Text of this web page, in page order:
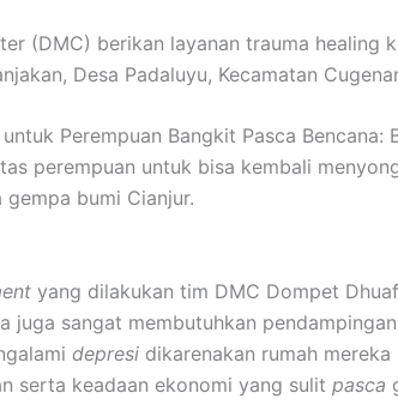
(DMC) berikan layanan trauma healing
Desa Padaluyu, Kecamatan
Perempuan Bangkit Pasca Bencana:
perempuan untuk bisa kembali
bumi Cianjur.
yang dilakukan tim DMC Dompet
juga sangat membutuhkan
depresi dikarenakan rumah
serta keadaan ekonomi yang sulit pasca